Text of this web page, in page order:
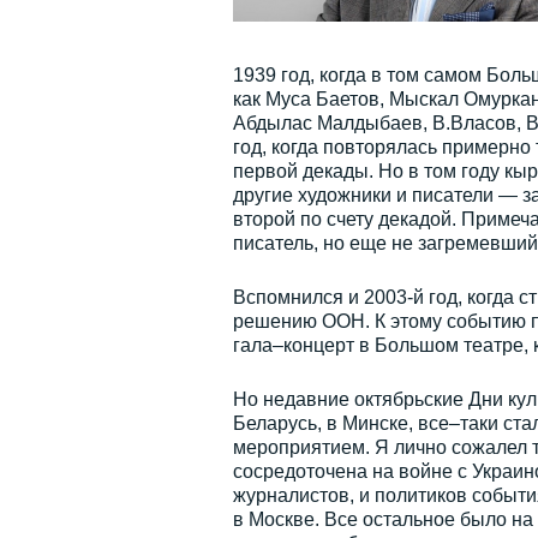
1939 год, когда в том самом
как Муса Баетов, Мыскал
Абдылас Малдыбаев, В.Власов,
год, когда повторялась
первой декады. Но в том году
другие художники и писатели —
второй по счету декадой.
писатель, но еще не
Вспомнился и 2003-й год, когда
решению ООН. К этому событию
гала–концерт в Большом
Но недавние октябрьские Дни
Беларусь, в Минске, все–таки
мероприятием. Я лично сожалел
сосредоточена на войне с
журналистов, и политиков
в Москве. Все остальное было на